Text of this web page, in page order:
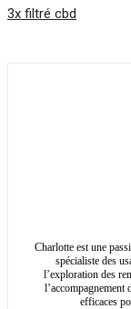
3x filtré cbd
Charlotte est une
spécialiste des
l’exploration des
l’accompagnement
efficaces